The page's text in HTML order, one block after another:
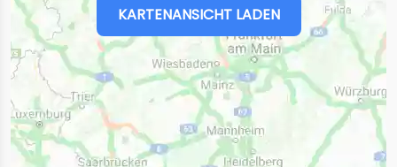
KARTENANSICHT LADEN